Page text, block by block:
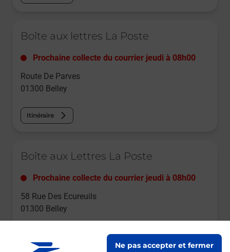
Ne pas accepter et fermer
Boîte aux lettres La Poste
Prochaine collecte du courrier jeudi à 08h00
Route De Parves
01300 Belley
Itinéraire
Boîte aux Lettres La Poste
Prochaine collecte du courrier jeudi à 08h00
58 Rue Des Ecureuils
01300 Belley